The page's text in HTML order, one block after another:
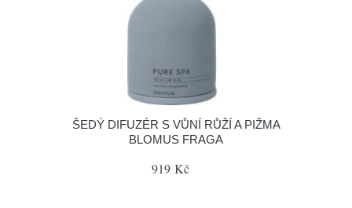
ŠEDÝ DIFUZÉR S VŮNÍ RŮŽÍ A PIŽMA
BLOMUS FRAGA
919 Kč